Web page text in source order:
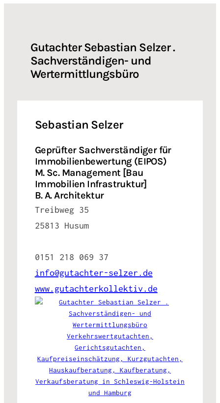
Gutachter Sebastian Selzer .
Sachverständigen- und
Wertermittlungsbüro
Sebastian Selzer
Geprüfter Sachverständiger für
Immobilienbewertung (EIPOS)
M. Sc. Management [Bau
Immobilien Infrastruktur]
B. A. Architektur
Treibweg 35
25813 Husum
0151 218 069 37
info@gutachter-selzer.de
www.gutachterkollektiv.de